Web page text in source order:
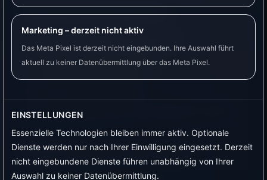
Marketing – derzeit nicht aktiv
Das Meta Pixel ist derzeit nicht eingebunden. Ihre Auswahl führt
aktuell zu keiner Datenübermittlung über das Meta Pixel.
EINSTELLUNGEN
Essenzielle Technologien bleiben immer aktiv. Optionale
Dienste werden nur nach Ihrer Einwilligung eingesetzt. Derzeit
nicht eingebundene Dienste führen unabhängig von Ihrer
Auswahl zu keiner Datenübermittlung.
Typische Einsatzgebiete
Sicherungskasten auslesen.
Stromzählerwerte für Automationen nutzen.
BitShake Smart Meter Reader